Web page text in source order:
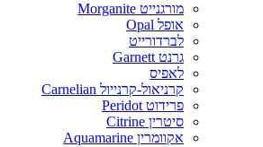
מורגנייט Morganite
אופל Opal
לברדורייט
גרנט Garnett
לאפיס
קרניאול-קרנייול Carnelian
פרידוט Peridot
סיטרין Citrine
אקוומרין Aquamarine